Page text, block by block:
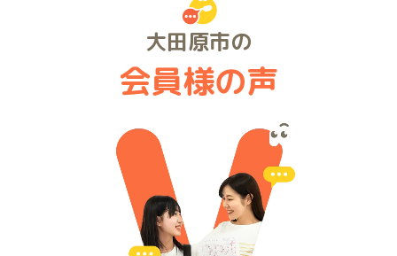
大田原市の
会員様の声